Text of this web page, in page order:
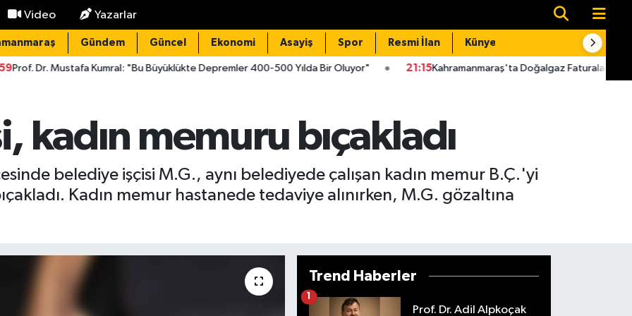
Video Yazarlar
Gündem Güncel Ekonomi Asayiş Spor Resmi İlan Künye
Kumral: "Bu Büyüklükte Depremler 400-500 Yılda Bir Oluyor" 21:15Kahramanmaraş'ta Doğalgaz Faturaları İçin Kritik Uyarı!
kadın memuru bıçakladı
belediye işçisi M.G., aynı belediyede çalışan kadın memur B.Ç.'yi
Kadın memur hastanede tedaviye alınırken, M.G. gözaltına
Trend Haberler
Prof. Dr. Adil Alpkoçak
1